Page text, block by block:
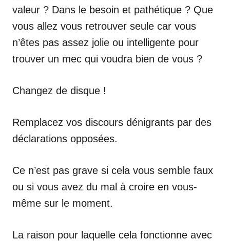
valeur ? Dans le besoin et pathétique ? Que
vous allez vous retrouver seule car vous
n’êtes pas assez jolie ou intelligente pour
trouver un mec qui voudra bien de vous ?
Changez de disque !
Remplacez vos discours dénigrants par des
déclarations opposées.
Ce n’est pas grave si cela vous semble faux
ou si vous avez du mal à croire en vous-
même sur le moment.
La raison pour laquelle cela fonctionne avec